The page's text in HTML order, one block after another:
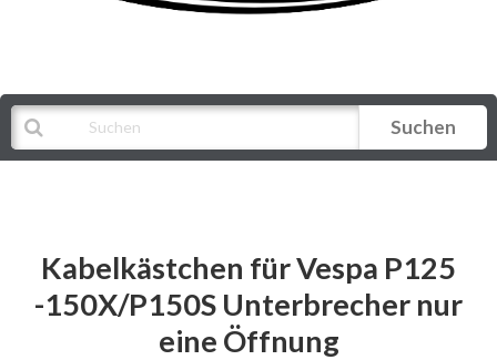
Suchen
Kabelkästchen für Vespa P125
-150X/P150S Unterbrecher nur
eine Öffnung